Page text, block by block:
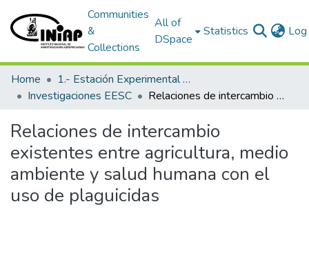
Communities
&
Collections
All of
DSpace
Statistics
Home
1.- Estación Experimental Santa Catalina
Investigaciones EESC
Relaciones de intercambio existentes entre agricultura, medio ambiente y salud humana con el uso de plaguicidas
Relaciones de intercambio
existentes entre agricultura, medio
ambiente y salud humana con el
uso de plaguicidas